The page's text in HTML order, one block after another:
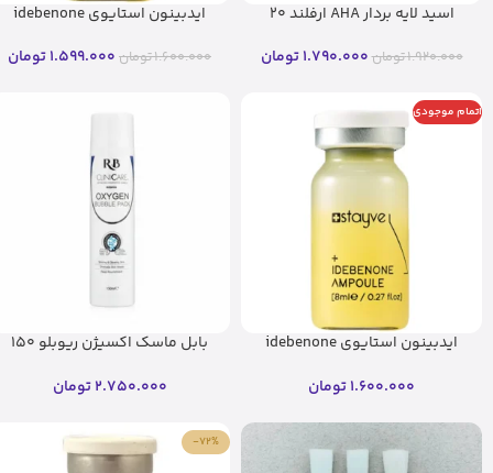
اسید لایه بردار AHA ارفلند 20
1.920.000تومان1.790.000 تومان
ایدبینون استایوی idebenone
1.600.000تومان 1.599.000تومان
اتمام موجودی
ایدبینون استایوی idebenone
1.600.000تومان
بابل ماسک اکسیژن ریوبلو 150
2.750.000 تومان
-72%